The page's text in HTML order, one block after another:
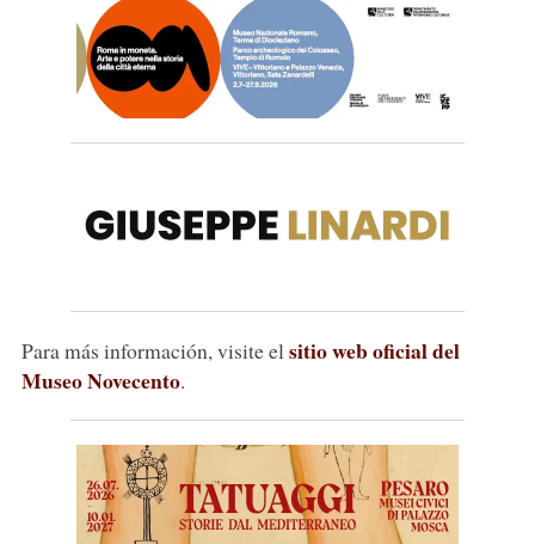
Para más información, visite el sitio web oficial del
Museo Novecento.